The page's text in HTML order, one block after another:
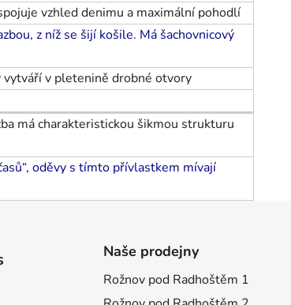
vzhled denimu a maximální pohodlí
z níž se šijí košile. Má šachovnicový
v pletenině drobné otvory
má charakteristickou šikmou strukturu
oděvy s tímto přívlastkem mívají
Naše prodejny
Rožnov pod Radhoštěm 1